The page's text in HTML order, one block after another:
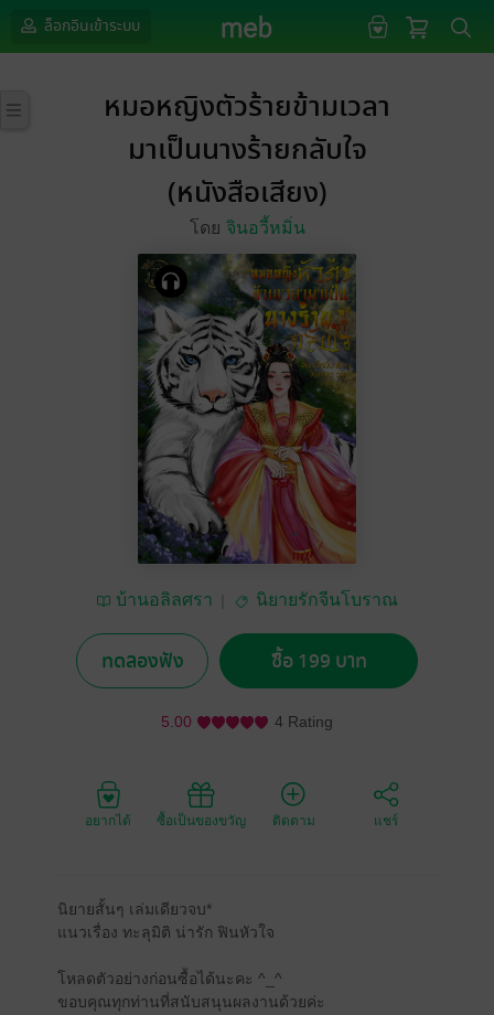
ล็อกอินเข้าระบบ
หมอหญิงตัวร้ายข้ามเวลา
มาเป็นนางร้ายกลับใจ
(หนังสือเสียง)
โดย จินอวี้หมิ่น
บ้านอลิลศรา นิยายรักจีนโบราณ
ทดลองฟัง ซื้อ 199 บาท
5.00 4 Rating
อยากได้ ซื้อเป็นของขวัญ ติดตาม แชร์
นิยายสั้นๆ เล่มเดียวจบ*
แนวเรื่อง ทะลุมิติ น่ารัก ฟินหัวใจ
โหลดตัวอย่างก่อนซื้อได้นะคะ ^_^
ขอบคุณทุกท่านที่สนับสนุนผลงานด้วยค่ะ